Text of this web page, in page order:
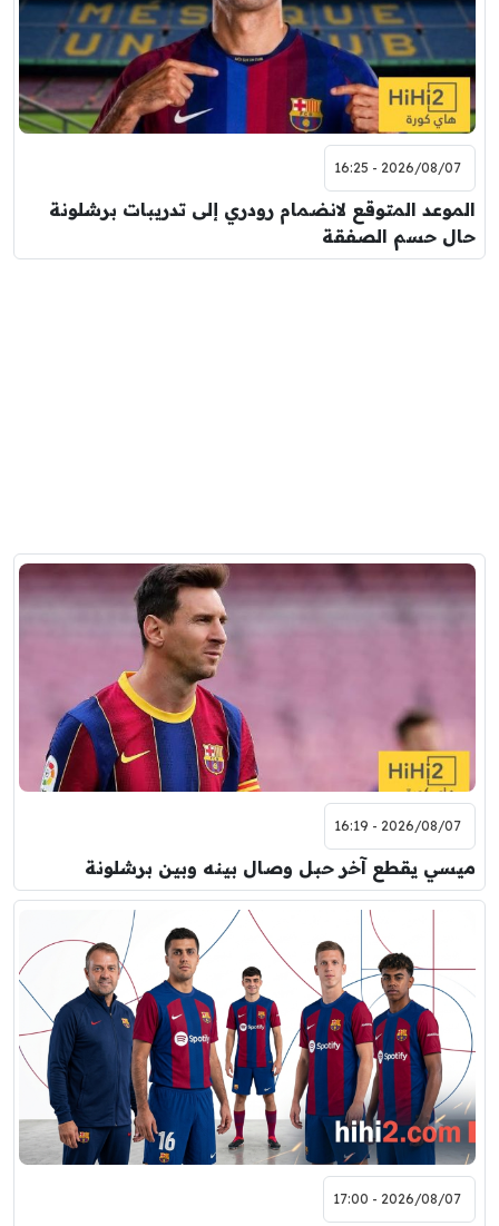
2026/08/07 - 16:25
الموعد المتوقع لانضمام رودري إلى تدريبات برشلونة
حال حسم الصفقة
2026/08/07 - 16:19
ميسي يقطع آخر حبل وصال بينه وبين برشلونة
2026/08/07 - 17:00